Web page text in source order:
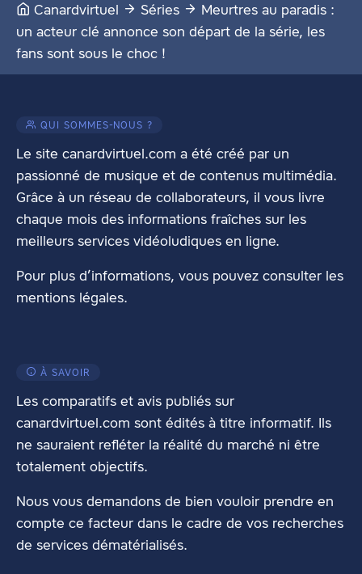
Canardvirtuel Séries
Meurtres au paradis :
un acteur clé annonce son départ de la série, les
fans sont sous le choc !
QUI SOMMES-NOUS ?
Le site canardvirtuel.com a été créé par un
passionné de musique et de contenus multimédia.
Grâce à un réseau de collaborateurs, il vous livre
chaque mois des informations fraîches sur les
meilleurs services vidéoludiques en ligne.
Pour plus d’informations, vous pouvez consulter les
mentions légales.
À SAVOIR
Les comparatifs et avis publiés sur
canardvirtuel.com sont édités à titre informatif. Ils
ne sauraient refléter la réalité du marché ni être
totalement objectifs.
Nous vous demandons de bien vouloir prendre en
compte ce facteur dans le cadre de vos recherches
de services dématérialisés.